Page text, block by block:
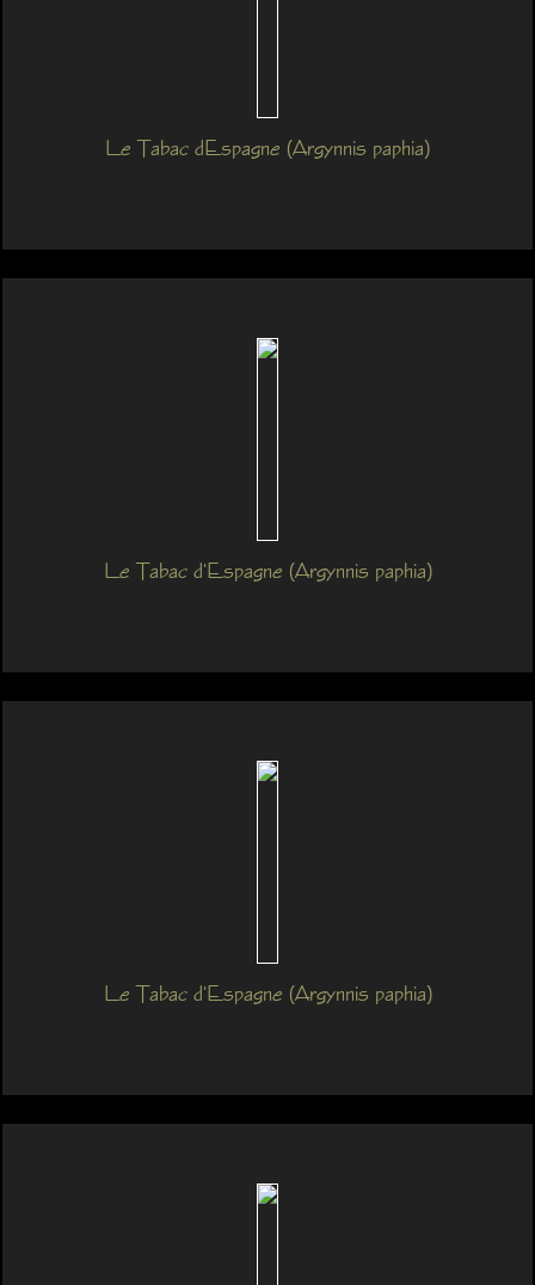
Le Tabac dEspagne (Argynnis paphia)
Le Tabac d'Espagne (Argynnis paphia)
Le Tabac d'Espagne (Argynnis paphia)